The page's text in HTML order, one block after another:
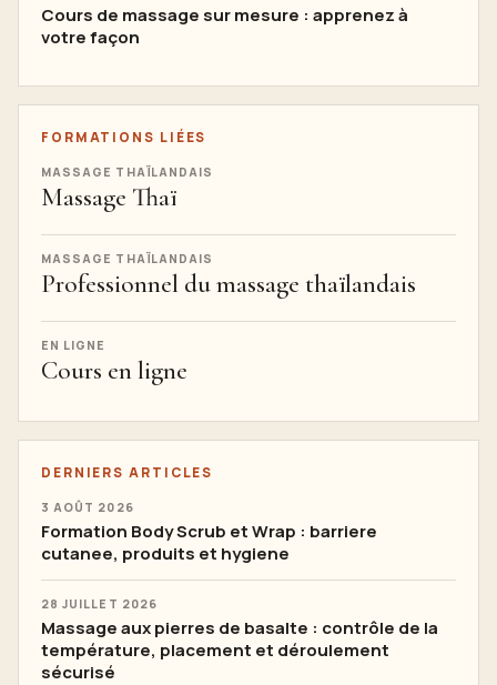
Cours de massage sur mesure : apprenez à
votre façon
FORMATIONS LIÉES
MASSAGE THAÏLANDAIS
Massage Thaï
MASSAGE THAÏLANDAIS
Professionnel du massage thaïlandais
EN LIGNE
Cours en ligne
DERNIERS ARTICLES
3 AOÛT 2026
Formation Body Scrub et Wrap : barriere
cutanee, produits et hygiene
28 JUILLET 2026
Massage aux pierres de basalte : contrôle de la
température, placement et déroulement
sécurisé